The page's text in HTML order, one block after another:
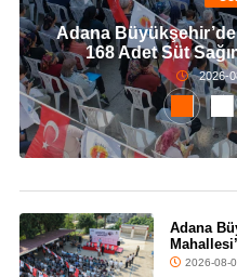
Adana
168 Adet Süt
2026-
Adana
2026-08-